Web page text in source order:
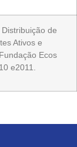
de
Ativos e
Ecos
e2011.